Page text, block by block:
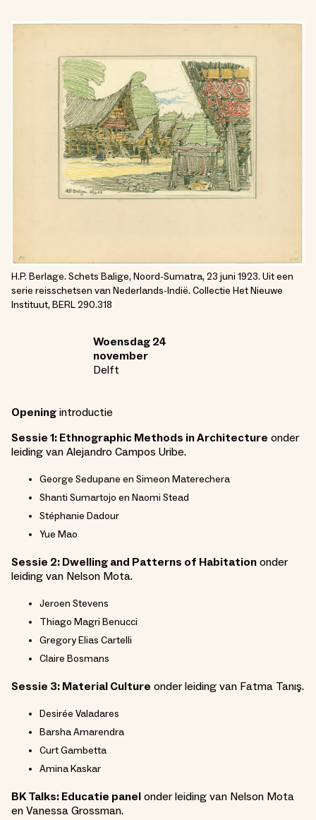
H.P. Berlage. Schets Balige, Noord-Sumatra, 23 juni 1923. Uit een
serie reisschetsen van Nederlands-Indië. Collectie Het Nieuwe
Instituut, BERL 290.318
Woensdag 24
november
Delft
Opening introductie
Sessie 1: Ethnographic Methods in Architecture onder
leiding van Alejandro Campos Uribe.
George Sedupane en Simeon Materechera
Shanti Sumartojo en Naomi Stead
Stéphanie Dadour
Yue Mao
Sessie 2: Dwelling and Patterns of Habitation onder
leiding van Nelson Mota.
Jeroen Stevens
Thiago Magri Benucci
Gregory Elias Cartelli
Claire Bosmans
Sessie 3: Material Culture onder leiding van Fatma Tanış.
Desirée Valadares
Barsha Amarendra
Curt Gambetta
Amina Kaskar
BK Talks: Educatie panel onder leiding van Nelson Mota
en Vanessa Grossman.